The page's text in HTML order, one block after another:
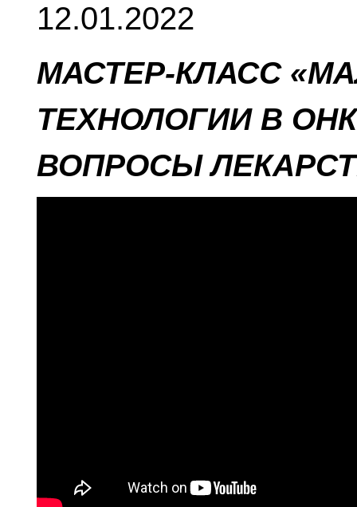
12.01.2022
МАСТЕР-КЛАСС
ТЕХНОЛОГИИ В
ВОПРОСЫ